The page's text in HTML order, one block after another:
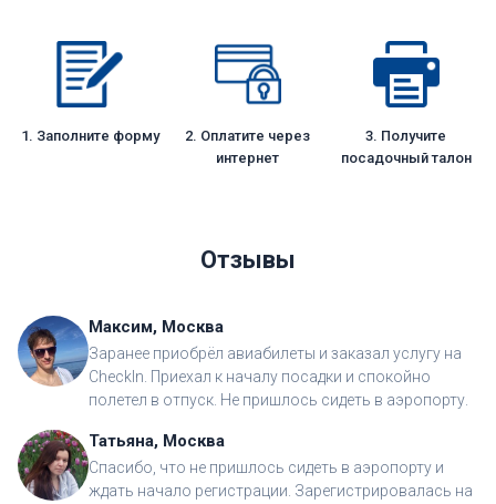
1. Заполните форму
2. Оплатите через
интернет
3. Получите
посадочный талон
Отзывы
Максим, Москва
Заранее приобрёл авиабилеты и заказал услугу на
CheckIn. Приехал к началу посадки и спокойно
полетел в отпуск. Не пришлось сидеть в аэропорту.
Татьяна, Москва
Спасибо, что не пришлось сидеть в аэропорту и
ждать начало регистрации. Зарегистрировалась на